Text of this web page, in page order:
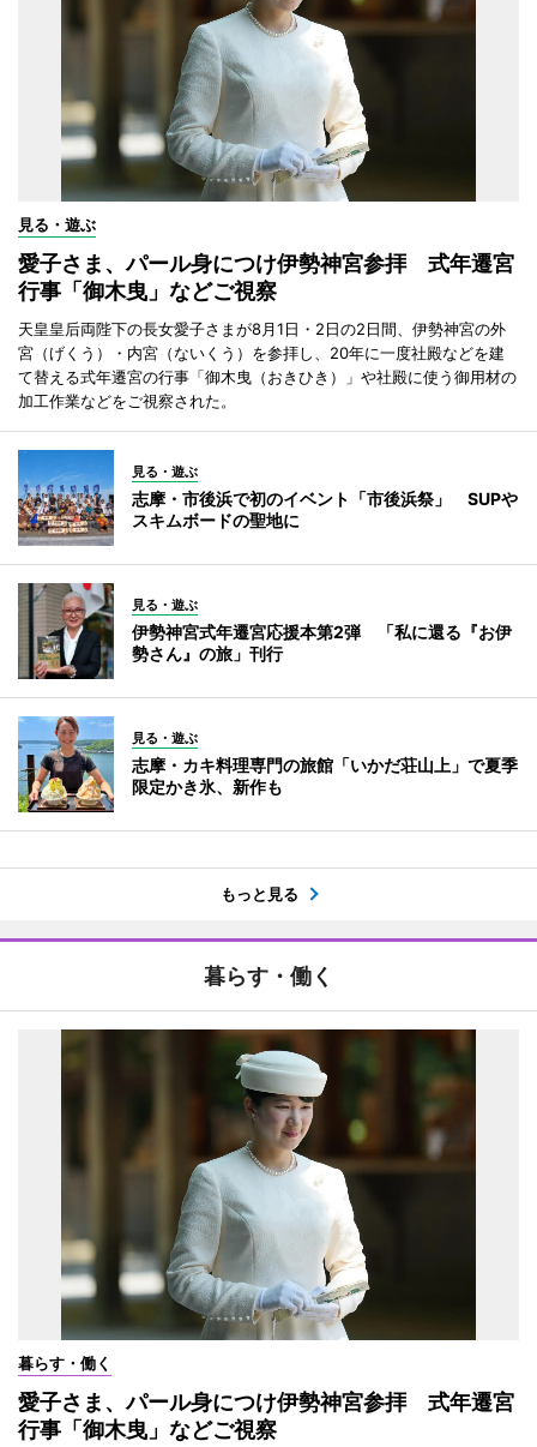
見る・遊ぶ
愛子さま、パール身につけ伊勢神宮参拝 式年遷宮
行事「御木曳」などご視察
天皇皇后両陛下の長女愛子さまが8月1日・2日の2日間、伊勢神宮の外
宮（げくう）・内宮（ないくう）を参拝し、20年に一度社殿などを建
て替える式年遷宮の行事「御木曳（おきひき）」や社殿に使う御用材の
加工作業などをご視察された。
見る・遊ぶ
志摩・市後浜で初のイベント「市後浜祭」 SUPや
スキムボードの聖地に
見る・遊ぶ
伊勢神宮式年遷宮応援本第2弾 「私に還る『お伊
勢さん』の旅」刊行
見る・遊ぶ
志摩・カキ料理専門の旅館「いかだ荘山上」で夏季
限定かき氷、新作も
もっと見る
暮らす・働く
暮らす・働く
愛子さま、パール身につけ伊勢神宮参拝 式年遷宮
行事「御木曳」などご視察